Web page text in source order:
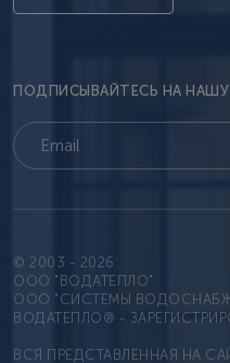
ПОДПИСЫВАЙТЕСЬ НА
© 2003 - 2026
OOO "ВОДАТЕПЛО"
ООО "СИСТЕМЫ
ВОДАТЕПЛО® -
ВСЯ ПРЕДСТАВЛЕННАЯ НА